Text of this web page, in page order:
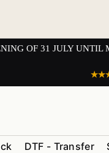
OF 31 JULY
DTF - Transfer